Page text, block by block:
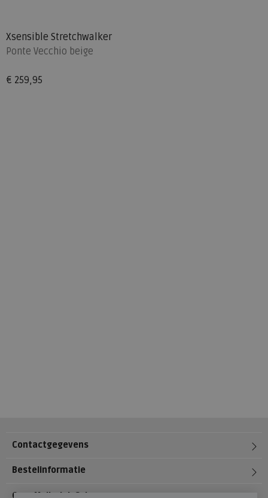
Xsensible Stretchwalker
Ponte Vecchio beige
€ 259,95
Contactgegevens
Bestelinformatie
Over Meijerink Schoenen